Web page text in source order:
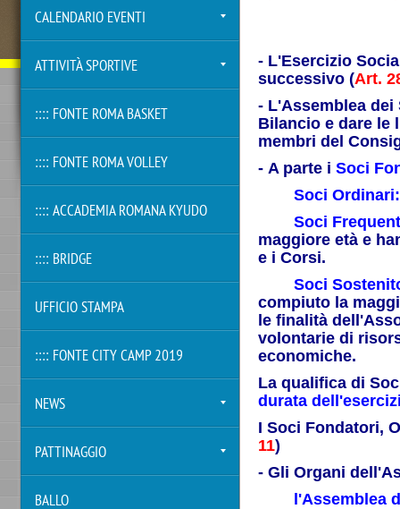
- L'Esercizio
successivo (Art.
- L'Assemblea
Bilancio e dare le
membri del
- A parte i Soci
Soci Ordinari:
Soci
maggiore età e
e i Corsi.
Soci
compiuto la
le finalità
volontarie di
economiche.
La qualifica di
durata
I Soci Fondatori,
11)
- Gli Organi
l'Assemblea
CALENDARIO EVENTI
ATTIVITÀ SPORTIVE
:::: FONTE ROMA BASKET
:::: FONTE ROMA VOLLEY
:::: ACCADEMIA ROMANA KYUDO
:::: BRIDGE
UFFICIO STAMPA
:::: FONTE CITY CAMP 2019
NEWS
PATTINAGGIO
BALLO